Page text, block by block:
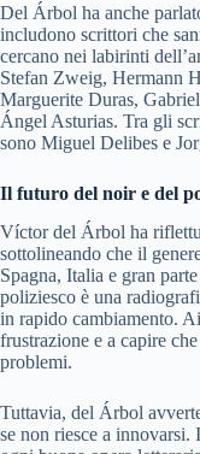
Del Árbol ha anche
includono scrittori che
cercano nei labirinti
Stefan Zweig, Hermann
Marguerite Duras,
Ángel Asturias. Tra gli
sono Miguel Delibes e
Il futuro del noir e del
Víctor del Árbol ha
sottolineando che il
Spagna, Italia e gran
poliziesco è una
in rapido cambiamento.
frustrazione e a capire
problemi.
Tuttavia, del Árbol
se non riesce a innovarsi.